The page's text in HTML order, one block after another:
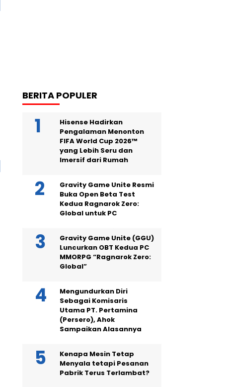
BERITA POPULER
Hisense Hadirkan
Pengalaman Menonton
FIFA World Cup 2026™
yang Lebih Seru dan
Imersif dari Rumah
Gravity Game Unite Resmi
Buka Open Beta Test
Kedua Ragnarok Zero:
Global untuk PC
Gravity Game Unite (GGU)
Luncurkan OBT Kedua PC
MMORPG “Ragnarok Zero:
Global”
Mengundurkan Diri
Sebagai Komisaris
Utama PT. Pertamina
(Persero), Ahok
Sampaikan Alasannya
Kenapa Mesin Tetap
Menyala tetapi Pesanan
Pabrik Terus Terlambat?